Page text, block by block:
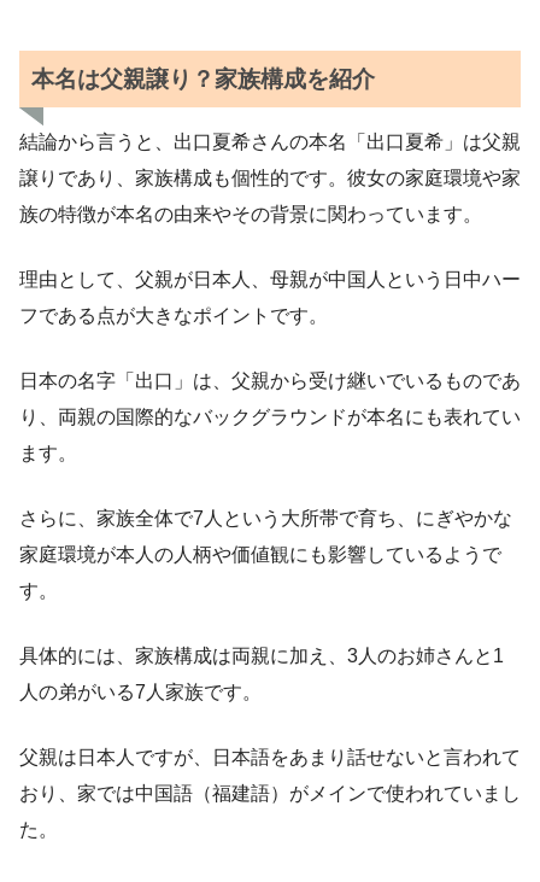
本名は父親譲り？家族構成を紹介
結論から言うと、出口夏希さんの本名「出口夏希」は父親
譲りであり、家族構成も個性的です。彼女の家庭環境や家
族の特徴が本名の由来やその背景に関わっています。
理由として、父親が日本人、母親が中国人という日中ハー
フである点が大きなポイントです。
日本の名字「出口」は、父親から受け継いでいるものであ
り、両親の国際的なバックグラウンドが本名にも表れてい
ます。
さらに、家族全体で7人という大所帯で育ち、にぎやかな
家庭環境が本人の人柄や価値観にも影響しているようで
す。
具体的には、家族構成は両親に加え、3人のお姉さんと1
人の弟がいる7人家族です。
父親は日本人ですが、日本語をあまり話せないと言われて
おり、家では中国語（福建語）がメインで使われていまし
た。